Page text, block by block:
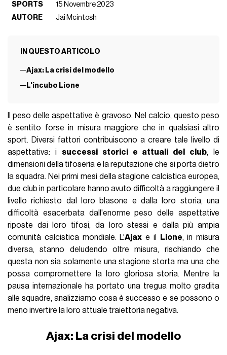
SPORTS
15 Novembre 2023
AUTORE
Jai Mcintosh
IN QUESTO ARTICOLO
Ajax: La crisi del modello
L'incubo Lione
Il peso delle aspettative è gravoso. Nel calcio, questo peso
è sentito forse in misura maggiore che in qualsiasi altro
sport. Diversi fattori contribuiscono a creare tale livello di
aspettativa: i successi storici e attuali del club, le
dimensioni della tifoseria e la reputazione che si porta dietro
la squadra. Nei primi mesi della stagione calcistica europea,
due club in particolare hanno avuto difficoltà a raggiungere il
livello richiesto dal loro blasone e dalla loro storia, una
difficoltà esacerbata dall'enorme peso delle aspettative
riposte dai loro tifosi, da loro stessi e dalla più ampia
comunità calcistica mondiale. L'Ajax e il Lione, in misura
diversa, stanno deludendo oltre misura, rischiando che
questa non sia solamente una stagione storta ma una che
possa compromettere la loro gloriosa storia. Mentre la
pausa internazionale ha portato una tregua molto gradita
alle squadre, analizziamo cosa è successo e se possono o
meno invertire la loro attuale traiettoria negativa.
Ajax: La crisi del modello